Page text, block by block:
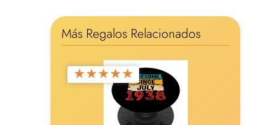
Más Regalos Relacionados
★★★★★